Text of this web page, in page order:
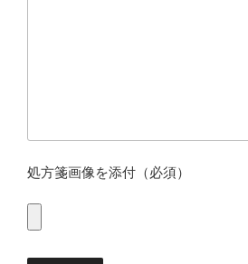
処方箋画像を添付（必須）